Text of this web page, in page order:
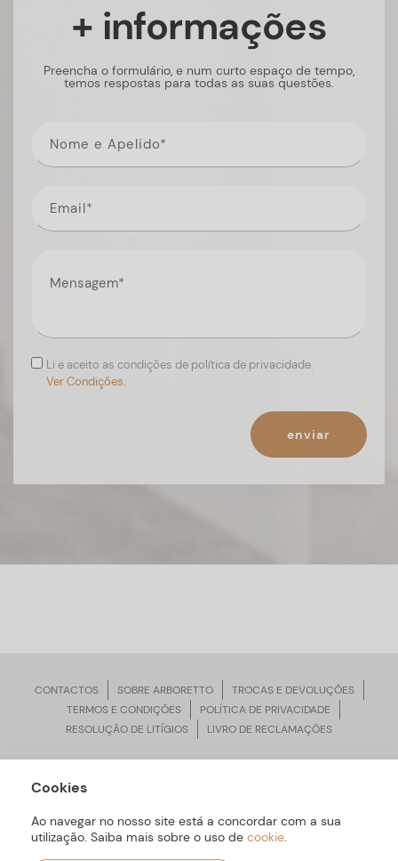
+ informações
Preencha o formulário, e num curto espaço de tempo,
temos respostas para todas as suas questões.
Li e aceito as condições de política de privacidade.
Ver Condições.
enviar
CONTACTOS SOBRE ARBORETTO
TROCAS E DEVOLUÇÕES
TERMOS E CONDIÇÕES
POLÍTICA DE PRIVACIDADE
RESOLUÇÃO DE LITÍGIOS
LIVRO DE RECLAMAÇÕES
ARBORETTO © Todos os Direitos Reservados | Desenvolvido por
Cookies
Ao navegar no nosso site está a concordar com a sua
utilização. Saiba mais sobre o uso de cookie.